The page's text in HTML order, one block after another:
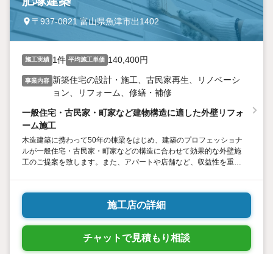
〒937-0821 富山県魚津市出1402
施工実績 1件 平均施工単価 140,400円
事業内容 新築住宅の設計・施工、古民家再生、リノベーシ
ョン、リフォーム、修繕・補修
一般住宅・古民家・町家など建物構造に適した外壁リフォ
ーム施工
木造建築に携わって50年の棟梁をはじめ、建築のプロフェッショナ
ルが一般住宅・古民家・町家などの構造に合わせて効果的な外壁施
工のご提案を致します。また、アパートや店舗など、収益性を重視
施工店の詳細
チャットで見積もり相談